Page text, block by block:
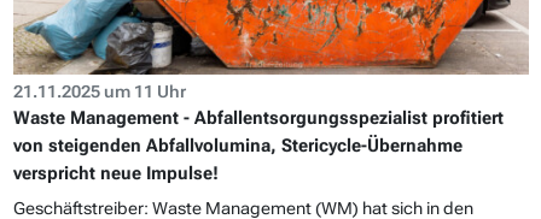
21.11.2025 um 11 Uhr
Waste Management - Abfallentsorgungsspezialist profitiert
von steigenden Abfallvolumina, Stericycle-Übernahme
verspricht neue Impulse!
Geschäftstreiber: Waste Management (WM) hat sich in den